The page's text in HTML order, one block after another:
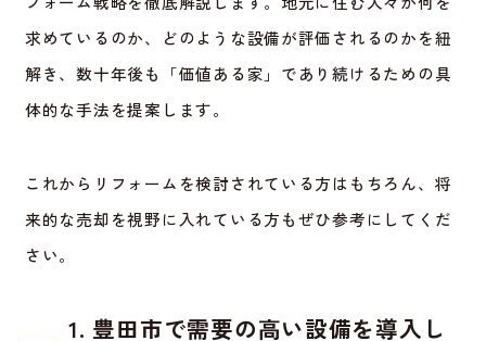
求めているのか、どのような設備が評価されるのかを紐
解き、数十年後も「価値ある家」であり続けるための具
体的な手法を提案します。
これからリフォームを検討されている方はもちろん、将
来的な売却を視野に入れている方もぜひ参考にしてくだ
さい。
1. 豊田市で需要の高い設備を導入し